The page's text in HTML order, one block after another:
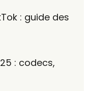
: guide des
: codecs,